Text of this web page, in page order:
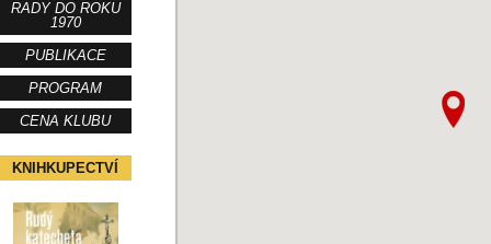
RADY DO ROKU
1970
PUBLIKACE
PROGRAM
CENA KLUBU
KNIHKUPECTVÍ